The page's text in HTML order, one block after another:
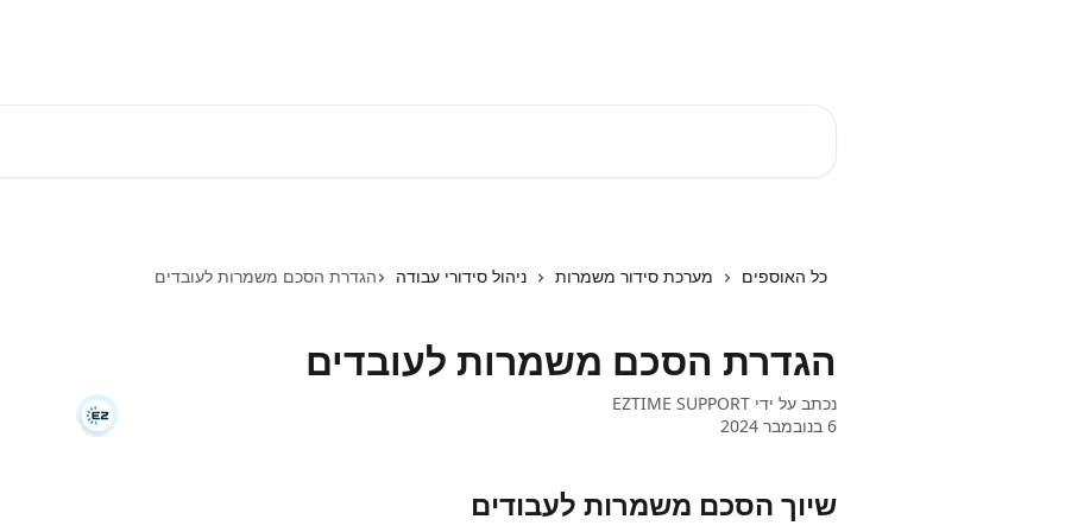
כל האוספים מערכת סידור משמרות ניהול סידורי עבודה הגדרת הסכם משמרות לעובדים
הגדרת הסכם משמרות לעובדים
נכתב על ידי EZTIME SUPPORT
6 בנובמבר 2024
שיוך הסכם משמרות לעבודים